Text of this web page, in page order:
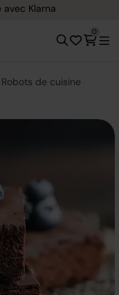
Klarna
0
de cuisine